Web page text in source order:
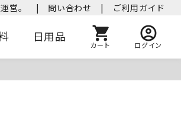
営。 | 問い合わせ | ご利用ガイド
日用品
カート ログイン